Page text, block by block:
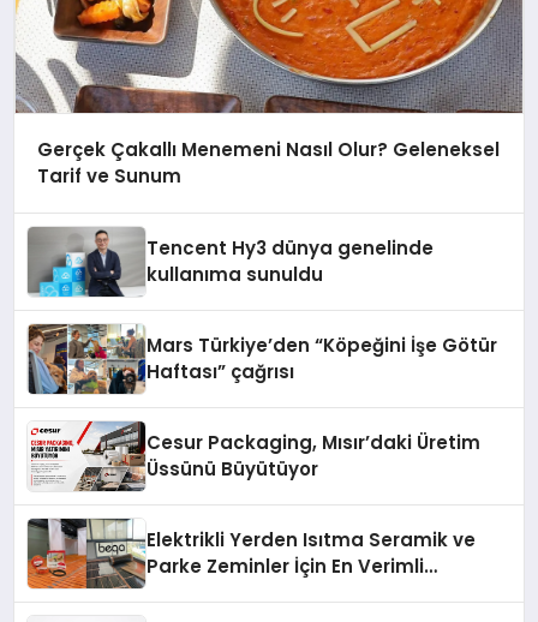
Gerçek Çakallı Menemeni Nasıl Olur? Geleneksel
Tarif ve Sunum
Tencent Hy3 dünya genelinde
kullanıma sunuldu
Mars Türkiye’den “Köpeğini İşe Götür
Haftası” çağrısı
Cesur Packaging, Mısır’daki Üretim
Üssünü Büyütüyor
Elektrikli Yerden Isıtma Seramik ve
Parke Zeminler İçin En Verimli